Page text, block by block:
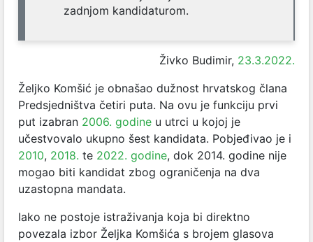
zadnjom kandidaturom.
Živko Budimir, 23.3.2022.
Željko Komšić je obnašao dužnost hrvatskog člana
Predsjedništva četiri puta. Na ovu je funkciju prvi
put izabran 2006. godine u utrci u kojoj je
učestvovalo ukupno šest kandidata. Pobjeđivao je i
2010, 2018. te 2022. godine, dok 2014. godine nije
mogao biti kandidat zbog ograničenja na dva
uzastopna mandata.
Iako ne postoje istraživanja koja bi direktno
povezala izbor Željka Komšića s brojem glasova